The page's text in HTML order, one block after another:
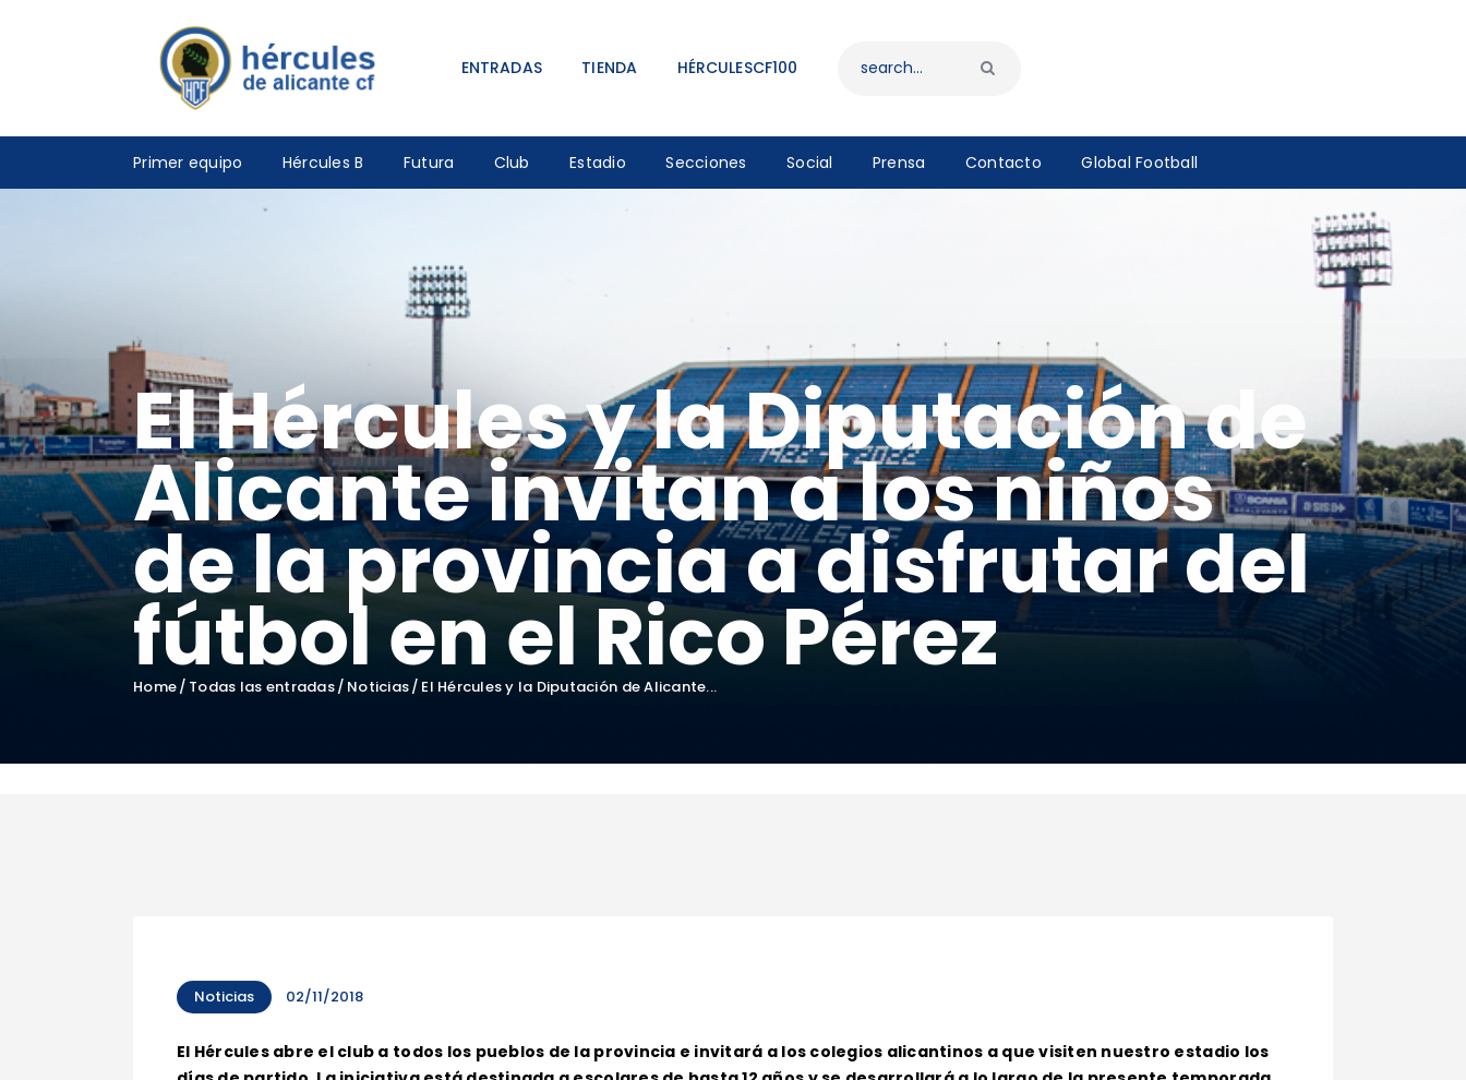
ENTRADAS TIENDA HÉRCULESCF100
Primer equipo Hércules B Futura Club Estadio Secciones Social Prensa Contacto Global Football
El Hércules y la Diputación de
Alicante invitan a los niños
de la provincia a disfrutar del
fútbol en el Rico Pérez
Home Todas las entradas Noticias El Hércules y la Diputación de Alicante...
TIENDA
Noticias 02/11/2018
El Hércules abre el club a todos los pueblos de la provincia e invitará a los colegios alicantinos a que visiten nuestro estadio los